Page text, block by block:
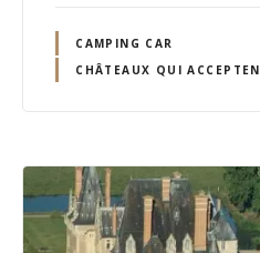
CAMPING CAR
CHÂTEAUX QUI